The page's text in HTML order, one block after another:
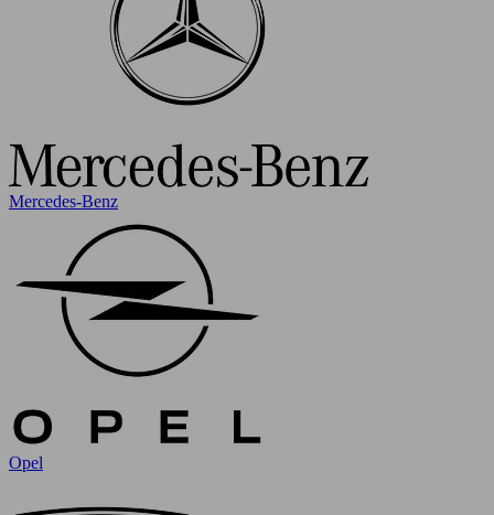
Mercedes-Benz
Opel